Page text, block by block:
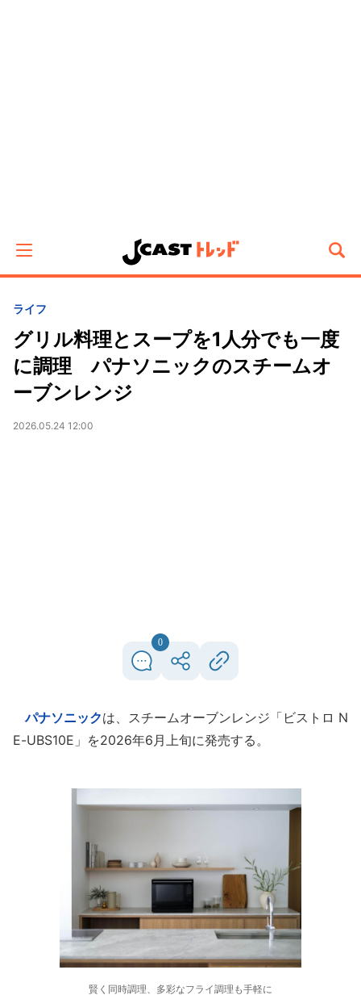
ライフ
グリル料理とスープを1人分でも一度
に調理 パナソニックのスチームオ
ーブンレンジ
2026.05.24 12:00
0
パナソニックは、スチームオーブンレンジ「ビストロ N
E-UBS10E」を2026年6月上旬に発売する。
賢く同時調理、多彩なフライ調理も手軽に